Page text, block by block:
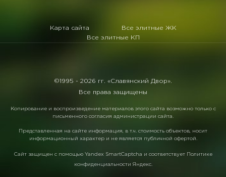
Карта сайта
Все элитные ЖК
Все элитные КП
©1995 - 2026 гг. «Славянский Двор».
Все права защищены
Копирование и воспроизведение материалов этого сайта возможно только с
письменного согласия администрации сайта.
Представленная на сайте информация, в т.ч. стоимость объектов, носит
информационный характер и не является публичной офертой.
Сайт защищен с помощью Yandex SmartCaptcha и соответствует Политике
конфиденциальности Яндекс.